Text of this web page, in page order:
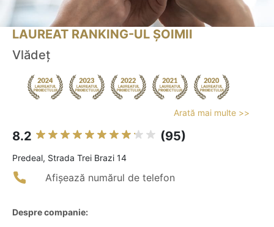
LAUREAT RANKING-UL ȘOIMII
Vlădeț
Arată mai multe >>
8.2 (95)
Predeal, Strada Trei Brazi 14
Afișează numărul de telefon
Despre companie: